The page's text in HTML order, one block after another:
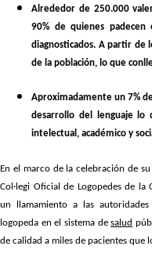
Alrededor de 250.000
90% de quienes
diagnosticados. A partir de
de la población, lo que
Aproximadamente un 7%
desarrollo del lenguaje lo
intelectual, académico y
En el marco de la celebración de
Col·legi Oficial de Logopedes de la
un llamamiento a las
logopeda en el sistema desalud
de calidad a miles de pacientes que